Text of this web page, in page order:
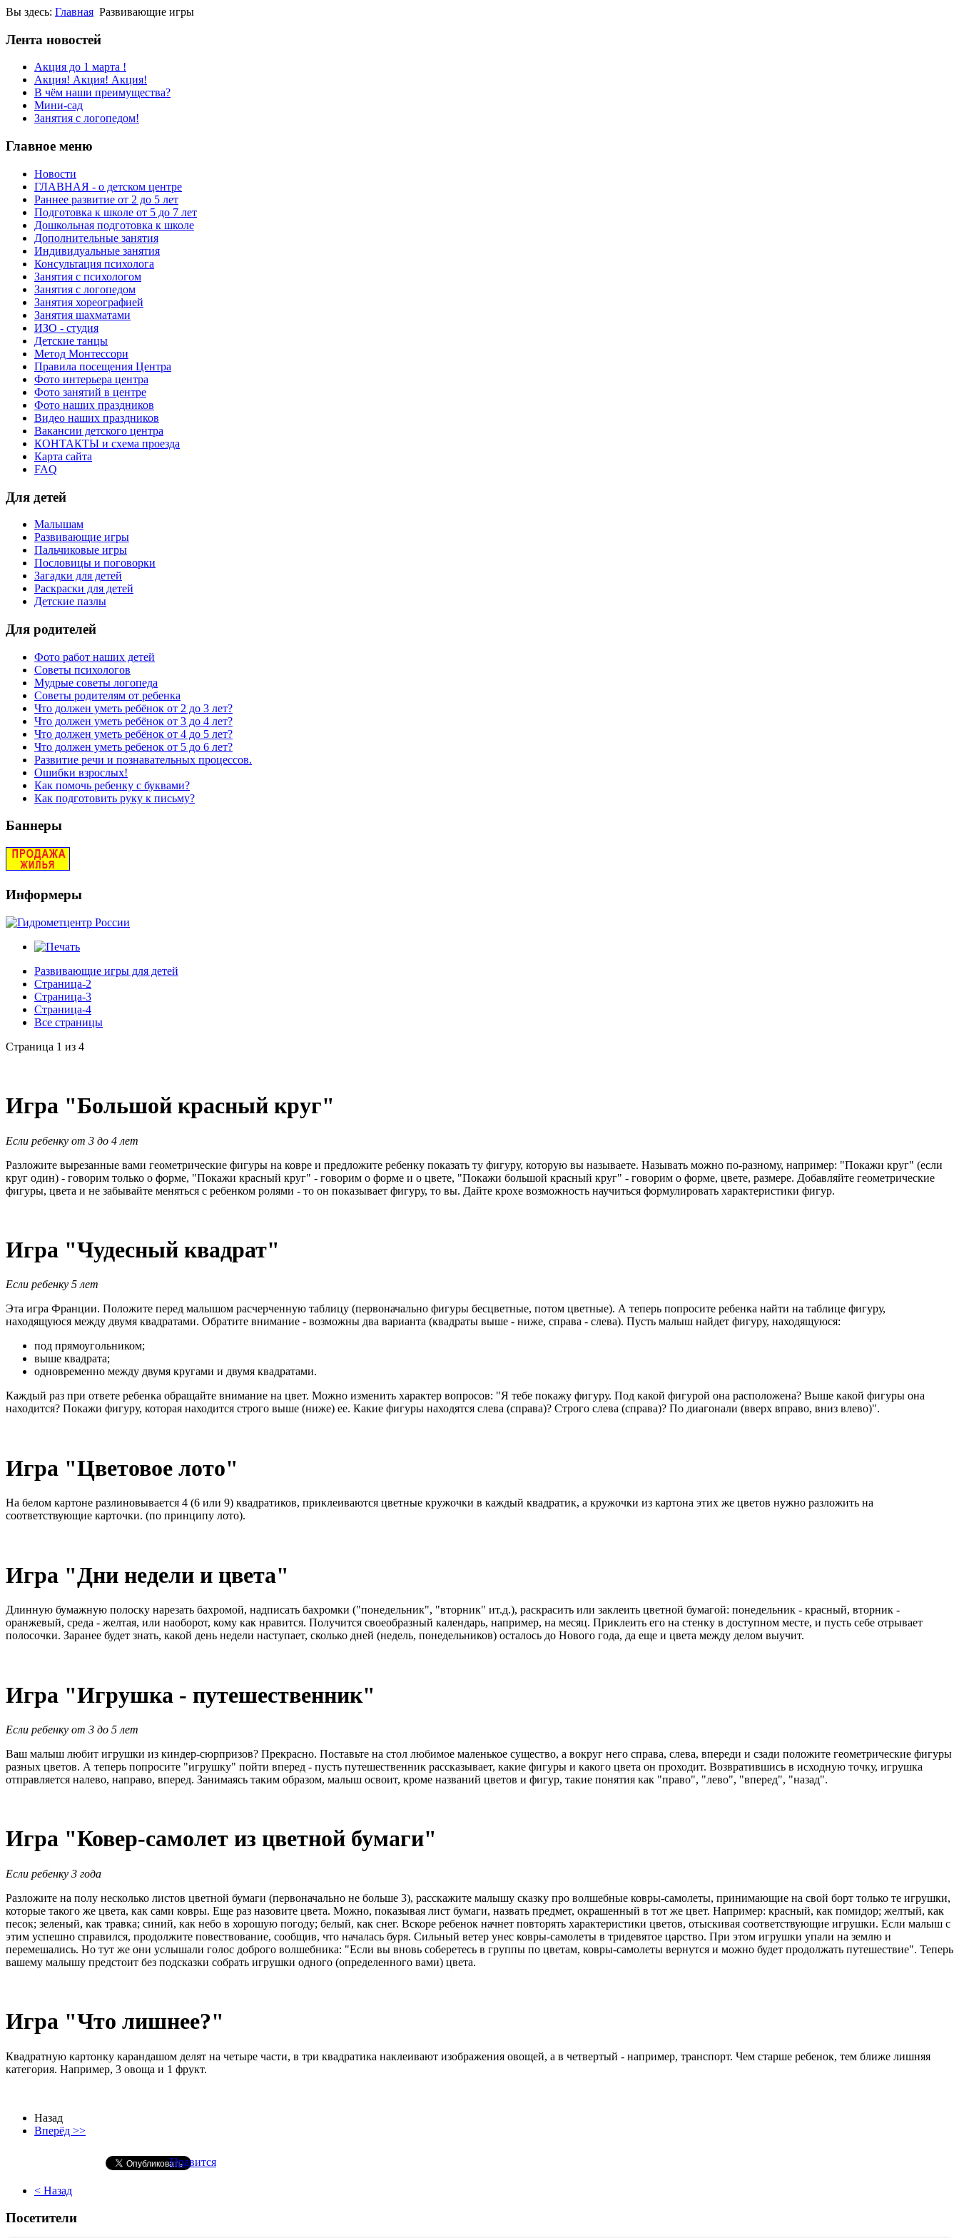
Вы здесь: Главная Развивающие игры
Лента новостей
Акция до 1 марта !
Акция! Акция! Акция!
В чём наши преимущества?
Мини-сад
Занятия с логопедом!
Главное меню
Новости
ГЛАВНАЯ - о детском центре
Раннее развитие от 2 до 5 лет
Подготовка к школе от 5 до 7 лет
Дошкольная подготовка к школе
Дополнительные занятия
Индивидуальные занятия
Консультация психолога
Занятия с психологом
Занятия с логопедом
Занятия хореографией
Занятия шахматами
ИЗО - студия
Детские танцы
Метод Монтессори
Правила посещения Центра
Фото интерьера центра
Фото занятий в центре
Фото наших праздников
Видео наших праздников
Вакансии детского центра
КОНТАКТЫ и схема проезда
Карта сайта
FAQ
Для детей
Малышам
Развивающие игры
Пальчиковые игры
Пословицы и поговорки
Загадки для детей
Раскраски для детей
Детские пазлы
Для родителей
Фото работ наших детей
Советы психологов
Мудрые советы логопеда
Советы родителям от ребенка
Что должен уметь ребёнок от 2 до 3 лет?
Что должен уметь ребёнок от 3 до 4 лет?
Что должен уметь ребёнок от 4 до 5 лет?
Что должен уметь ребенок от 5 до 6 лет?
Развитие речи и познавательных процессов.
Ошибки взрослых!
Как помочь ребенку с буквами?
Как подготовить руку к письму?
Баннеры
Информеры
Развивающие игры для детей
Страница-2
Страница-3
Страница-4
Все страницы
Страница 1 из 4
Игра "Большой красный круг"
Если ребенку от 3 до 4 лет
Разложите вырезанные вами геометрические фигуры на ковре и предложите ребенку показать ту фигуру, которую вы называете. Называть можно по-разному, например: "Покажи круг" (если
круг один) - говорим только о форме, "Покажи красный круг" - говорим о форме и о цвете, "Покажи большой красный круг" - говорим о форме, цвете, размере. Добавляйте геометрические
фигуры, цвета и не забывайте меняться с ребенком ролями - то он показывает фигуру, то вы. Дайте крохе возможность научиться формулировать характеристики фигур.
Игра "Чудесный квадрат"
Если ребенку 5 лет
Эта игра Франции. Положите перед малышом расчерченную таблицу (первоначально фигуры бесцветные, потом цветные). А теперь попросите ребенка найти на таблице фигуру,
находящуюся между двумя квадратами. Обратите внимание - возможны два варианта (квадраты выше - ниже, справа - слева). Пусть малыш найдет фигуру, находящуюся:
под прямоугольником;
выше квадрата;
одновременно между двумя кругами и двумя квадратами.
Каждый раз при ответе ребенка обращайте внимание на цвет. Можно изменить характер вопросов: "Я тебе покажу фигуру. Под какой фигурой она расположена? Выше какой фигуры она
находится? Покажи фигуру, которая находится строго выше (ниже) ее. Какие фигуры находятся слева (справа)? Строго слева (справа)? По диагонали (вверх вправо, вниз влево)".
Игра "Цветовое лото"
На белом картоне разлиновывается 4 (6 или 9) квадратиков, приклеиваются цветные кружочки в каждый квадратик, а кружочки из картона этих же цветов нужно разложить на
соответствующие карточки. (по принципу лото).
Игра "Дни недели и цвета"
Длинную бумажную полоску нарезать бахромой, надписать бахромки ("понедельник", "вторник" ит.д.), раскрасить или заклеить цветной бумагой: понедельник - красный, вторник -
оранжевый, среда - желтая, или наоборот, кому как нравится. Получится своеобразный календарь, например, на месяц. Приклеить его на стенку в доступном месте, и пусть себе отрывает
полосочки. Заранее будет знать, какой день недели наступает, сколько дней (недель, понедельников) осталось до Нового года, да еще и цвета между делом выучит.
Игра "Игрушка - путешественник"
Если ребенку от 3 до 5 лет
Ваш малыш любит игрушки из киндер-сюрпризов? Прекрасно. Поставьте на стол любимое маленькое существо, а вокруг него справа, слева, впереди и сзади положите геометрические фигуры
разных цветов. А теперь попросите "игрушку" пойти вперед - пусть путешественник рассказывает, какие фигуры и какого цвета он проходит. Возвратившись в исходную точку, игрушка
отправляется налево, направо, вперед. Занимаясь таким образом, малыш освоит, кроме названий цветов и фигур, такие понятия как "право", "лево", "вперед", "назад".
Игра "Ковер-самолет из цветной бумаги"
Если ребенку 3 года
Разложите на полу несколько листов цветной бумаги (первоначально не больше 3), расскажите малышу сказку про волшебные ковры-самолеты, принимающие на свой борт только те игрушки,
которые такого же цвета, как сами ковры. Еще раз назовите цвета. Можно, показывая лист бумаги, назвать предмет, окрашенный в тот же цвет. Например: красный, как помидор; желтый, как
песок; зеленый, как травка; синий, как небо в хорошую погоду; белый, как снег. Вскоре ребенок начнет повторять характеристики цветов, отыскивая соответствующие игрушки. Если малыш с
этим успешно справился, продолжите повествование, сообщив, что началась буря. Сильный ветер унес ковры-самолеты в тридевятое царство. При этом игрушки упали на землю и
перемешались. Но тут же они услышали голос доброго волшебника: "Если вы вновь соберетесь в группы по цветам, ковры-самолеты вернутся и можно будет продолжать путешествие". Теперь
вашему малышу предстоит без подсказки собрать игрушки одного (определенного вами) цвета.
Игра "Что лишнее?"
Квадратную картонку карандашом делят на четыре части, в три квадратика наклеивают изображения овощей, а в четвертый - например, транспорт. Чем старше ребенок, тем ближе лишняя
категория. Например, 3 овоща и 1 фрукт.
Назад
Вперёд >>
Нравится
< Назад
Посетители